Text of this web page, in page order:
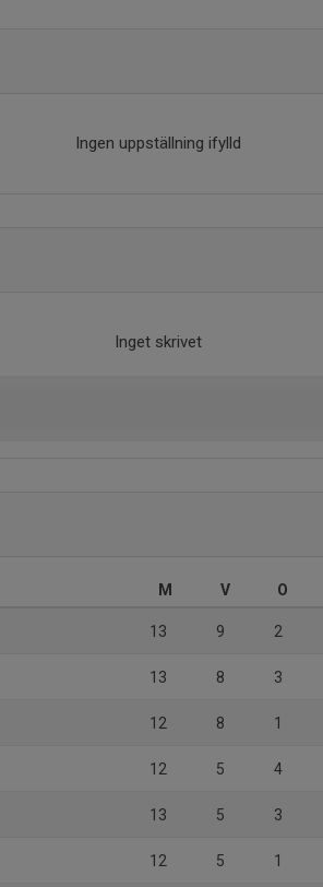
Ingen uppställning ifylld
Inget skrivet
M V O
13 9 2
13 8 3
12 8 1
12 5 4
13 5 3
12 5 1